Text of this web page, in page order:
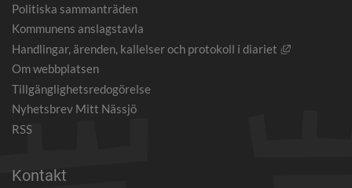
Politiska sammanträden
Kommunens anslagstavla
Handlingar, ärenden, kallelser och protokoll i diariet
Länk till
Om webbplatsen
Tillgänglighetsredogörelse
Nyhetsbrev Mitt Nässjö
RSS
Kontakt